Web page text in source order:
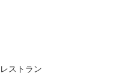
レストラン